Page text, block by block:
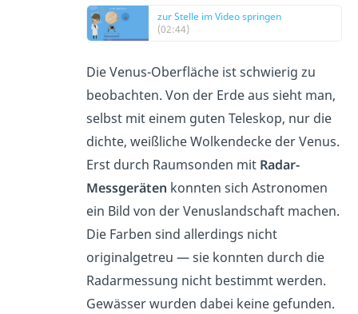
zur Stelle im Video springen
(02:44)
Die Venus-Oberfläche ist schwierig zu
beobachten. Von der Erde aus sieht man,
selbst mit einem guten Teleskop, nur die
dichte, weißliche Wolkendecke der Venus.
Erst durch Raumsonden mit Radar-
Messgeräten konnten sich Astronomen
ein Bild von der Venuslandschaft machen.
Die Farben sind allerdings nicht
originalgetreu — sie konnten durch die
Radarmessung nicht bestimmt werden.
Gewässer wurden dabei keine gefunden.